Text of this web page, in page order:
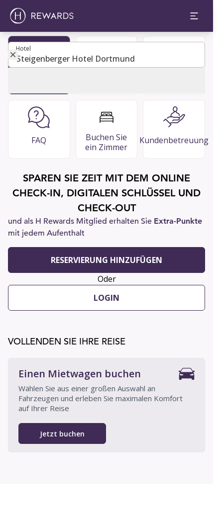
Hotel
Hotel
FAQ
Buchen Sie
ein Zimmer
Kundenbetreuung
SPAREN SIE ZEIT MIT DEM ONLINE
CHECK-IN, DIGITALEN SCHLÜSSEL UND
CHECK-OUT
und als H Rewards Mitglied erhalten Sie Extra-Punkte
mit jedem Aufenthalt
RESERVIERUNG HINZUFÜGEN
Oder
LOGIN
VOLLENDEN SIE IHRE REISE
Einen Mietwagen buchen
Wählen Sie aus einer großen Auswahl an
Fahrzeugen und erleben Sie maximalen Komfort
auf Ihrer Reise
Jetzt buchen